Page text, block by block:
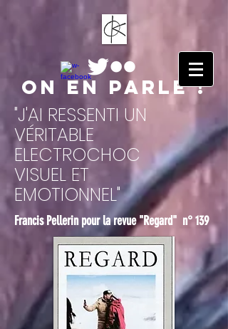
Francis Pellerin pour la revue "Regard" n° 139
ON EN PARLE !
"J'AI RESSENTI UN
VÉRITABLE
ELECTROCHOC
VISUEL ET
EMOTIONNEL"